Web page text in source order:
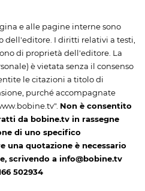
e alle pagine interne sono
dell'editore. I diritti relativi a testi,
di proprietà dell'editore. La
è vietata senza il consenso
le citazioni a titolo di
purché accompagnate
Non è consentito
da bobine.tv in rassegne
di uno specifico
una quotazione è necessario
scrivendo a info@bobine.tv
502934